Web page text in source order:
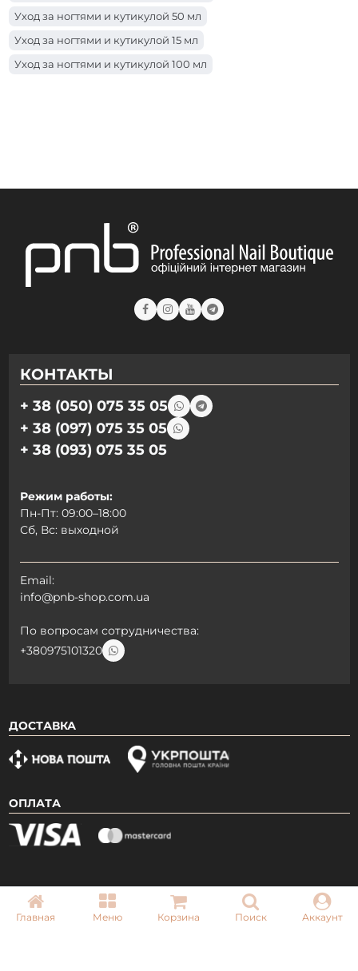
Главная Меню Корзина Поиск Аккаунт
Уход за ногтями и кутикулой 50 мл
Уход за ногтями и кутикулой 15 мл
Уход за ногтями и кутикулой 100 мл
ДОСТАВКА
ОПЛАТА
КОНТАКТЫ
+ 38 (050) 075 35 05
+ 38 (097) 075 35 05
+ 38 (093) 075 35 05
Режим работы:
Пн-Пт: 09:00–18:00
Сб, Вс: выходной
Email:
info@pnb-shop.com.ua
По вопросам сотрудничества:
+380975101320